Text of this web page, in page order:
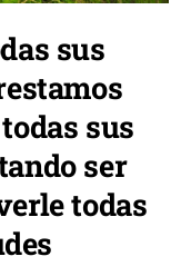
sus
sus
ser
todas